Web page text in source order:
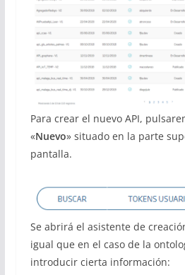
Para crear el nuevo API,
«Nuevo» situado en la parte
pantalla.
Se abrirá el asistente de
igual que en el caso de la
introducir cierta información: